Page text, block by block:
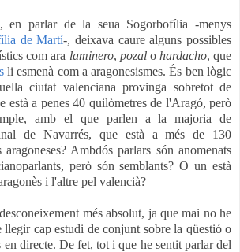
, en parlar de la seua Sogorbofília -menys
de Martí-, deixava caure alguns possibles
com ara laminero, pozal o hardacho, que
li esmenà com a aragonesismes. És ben lògic
ciutat valenciana provinga sobretot de
està a penes 40 quilòmetres de l'Aragó, però
amb el que parlen a la majoria de
de Navarrés, que està a més de 130
Ambdós parlars són anomenats
però són semblants? O un està
i l'altre pel valencià?
més absolut, ja quemai no he
cap estudi de conjunt sobre la qüestió o
en directe. De fet, tot i que he sentit parlar del